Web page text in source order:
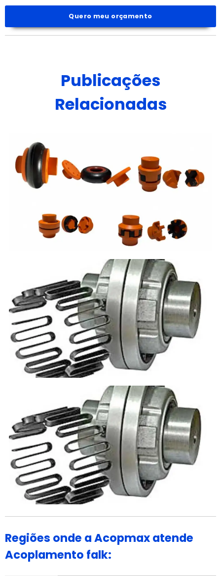
Quero meu orçamento
Publicações
Relacionadas
Regiões onde a Acopmax atende
Acoplamento falk: